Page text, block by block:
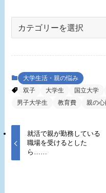
ー
大学生活・親の悩み
双子
大学生 国立大学
男子大学生
教育費 親の
就活で親が勤務している
職場を受けるとした
ら……